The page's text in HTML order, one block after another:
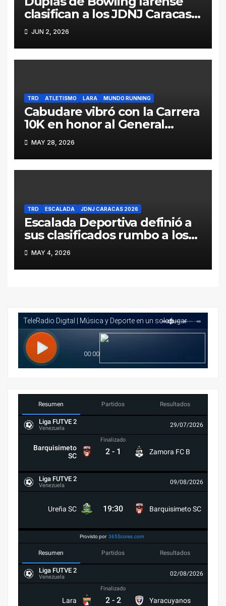
clasifican a los JDNJ Caracas
2026
JUN 2, 2026
TRD ATLETISMO LARA MUNDO RUNNING
Cabudare vibró con la Carrera
10K en honor al General
Jacinto Lara (Galería y
Resultados)
MAY 28, 2026
TRD ESCALADA JDNJ CARACAS 2026
Escalada Deportiva definió a
sus clasificados rumbo a los
Juegos Deportivos
Nacionales Juveniles Caracas
2026
MAY 4, 2026
Resumen Partidos Resultados
Liga FUTVE 2
Venezuela 29/07/2026
Barquisimeto
SC
Finalizado
2 - 1 Zamora FC B
Liga FUTVE 2
Venezuela 09/08/2026
Ureña SC 19:30 Barquisimeto SC
Provisto por 365Scores.com
Resumen Partidos Resultados
Liga FUTVE 2
Venezuela 02/08/2026
Lara
Finalizado
2 - 2 Yaracuyanos